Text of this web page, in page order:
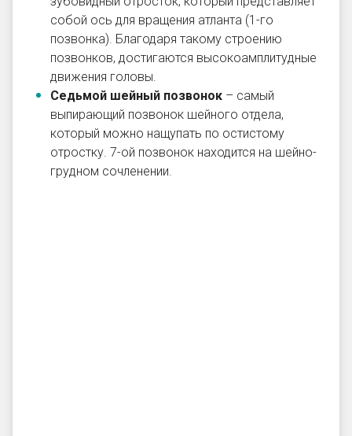
собой ось для вращения атланта (1-го
позвонка). Благодаря такому строению
позвонков, достигаются высокоамплитудные
движения головы.
Седьмой шейный позвонок – самый
выпирающий позвонок шейного отдела,
который можно нащупать по остистому
отростку. 7-ой позвонок находится на шейно-
грудном сочленении.